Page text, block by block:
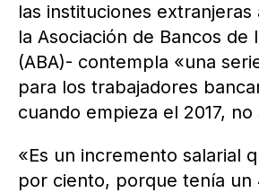
las instituciones extranjeras
la Asociación de Bancos de
(ABA)- contempla «una
para los trabajadores
cuando empieza el 2017,
«Es un incremento salarial
por ciento, porque tenía un